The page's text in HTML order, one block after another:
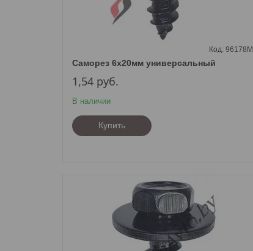
Саморез 6х20мм универсальный
96178M
1,54 руб.
В наличии
Купить